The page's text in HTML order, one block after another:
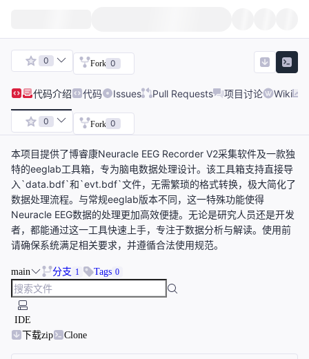
0 Fork 0
代码介绍 代码 Issues Pull Requests 项目讨论 Wiki
0 Fork 0
本项目提供了博睿康Neuracle EEG Recorder V2采集软件及一款独
特的eeglab工具箱，专为脑电数据处理设计。该工具箱支持直接导
入`data.bdf`和`evt.bdf`文件，无需繁琐的格式转换，极大简化了
数据处理流程。与常规eeglab版本不同，这一特殊功能使得
Neuracle EEG数据的处理更加高效便捷。无论是研究人员还是开发
者，都能通过这一工具快速上手，专注于数据分析与解读。使用前
请确保系统满足相关要求，并遵循合法使用规范。
main 分支 1 Tags 0
IDE
下载zip
Clone